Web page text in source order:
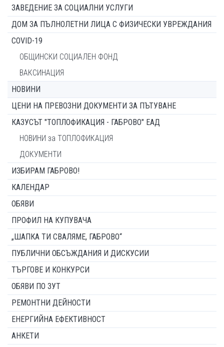
ЗАВЕДЕНИЕ ЗА СОЦИАЛНИ УСЛУГИ
ДОМ ЗА ПЪЛНОЛЕТНИ ЛИЦА С ФИЗИЧЕСКИ УВРЕЖДАНИЯ
COVID-19
ОБЩИНСКИ СОЦИАЛЕН ФОНД
ВАКСИНАЦИЯ
НОВИНИ
ЦЕНИ НА ПРЕВОЗНИ ДОКУМЕНТИ ЗА ПЪТУВАНЕ
КАЗУСЪТ "ТОПЛОФИКАЦИЯ - ГАБРОВО" ЕАД
НОВИНИ за ТОПЛОФИКАЦИЯ
ДОКУМЕНТИ
ИЗБИРАМ ГАБРОВО!
КАЛЕНДАР
ОБЯВИ
ПРОФИЛ НА КУПУВАЧА
„ШАПКА ТИ СВАЛЯМЕ, ГАБРОВО“
ПУБЛИЧНИ ОБСЪЖДАНИЯ И ДИСКУСИИ
ТЪРГОВЕ И КОНКУРСИ
ОБЯВИ ПО ЗУТ
РЕМОНТНИ ДЕЙНОСТИ
ЕНЕРГИЙНА ЕФЕКТИВНОСТ
АНКЕТИ